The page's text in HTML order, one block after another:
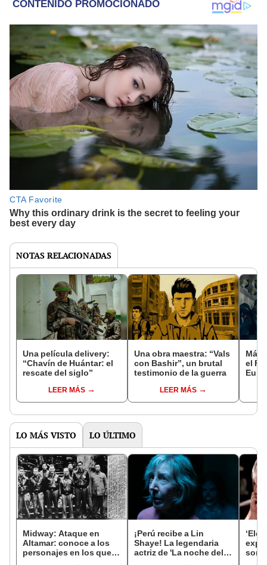
NOTAS RELACIONADAS
Una película delivery:
“Chavín de Huántar: el
rescate del siglo”
LEER MÁS
Una obra maestra: “Vals
con Bashir”, un brutal
testimonio de la guerra
LEER MÁS
Más
el
LO MÁS VISTO LO ÚLTIMO
Midway: Ataque en
Altamar: conoce a los
personajes en los que
¡Perú recibe a Lin
Shaye! La legendaria
actriz de 'La noche del
son